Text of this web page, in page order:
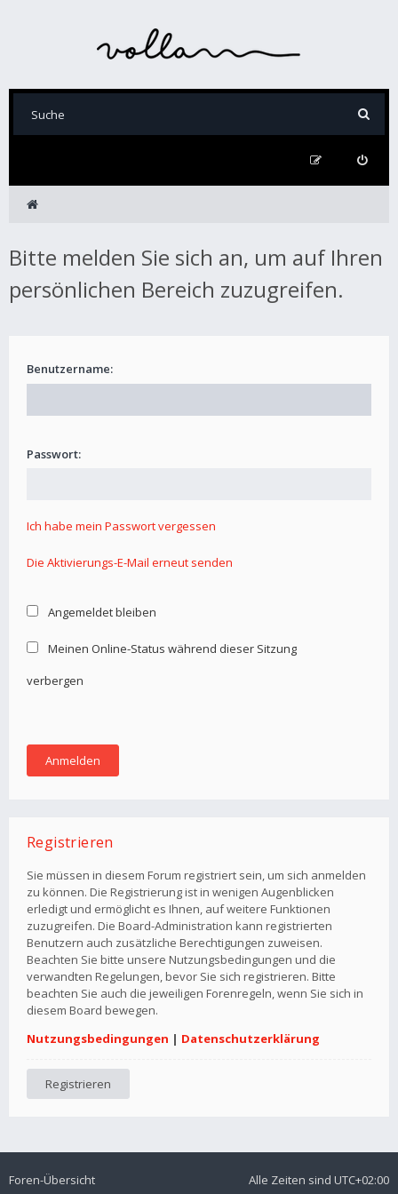
Bitte melden Sie sich an, um auf Ihren
persönlichen Bereich zuzugreifen.
Benutzername:
Passwort:
Ich habe mein Passwort vergessen
Die Aktivierungs-E-Mail erneut senden
Angemeldet bleiben
Meinen Online-Status während dieser Sitzung
verbergen
Registrieren
Sie müssen in diesem Forum registriert sein, um sich anmelden
zu können. Die Registrierung ist in wenigen Augenblicken
erledigt und ermöglicht es Ihnen, auf weitere Funktionen
zuzugreifen. Die Board-Administration kann registrierten
Benutzern auch zusätzliche Berechtigungen zuweisen.
Beachten Sie bitte unsere Nutzungsbedingungen und die
verwandten Regelungen, bevor Sie sich registrieren. Bitte
beachten Sie auch die jeweiligen Forenregeln, wenn Sie sich in
diesem Board bewegen.
Nutzungsbedingungen | Datenschutzerklärung
Registrieren
Foren-Übersicht Alle Zeiten sind UTC+02:00